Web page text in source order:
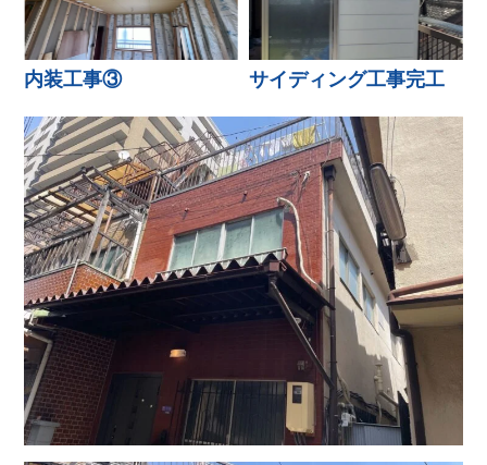
内装工事③ サイディング工事完工